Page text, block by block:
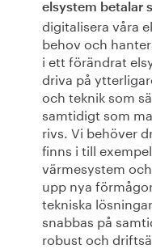
elsystem betalar
digitalisera våra
behov och
i ett förändrat
driva på
och teknik som
samtidigt som
rivs. Vi behöver
finns i till
värmesystem
upp nya
tekniska
snabbas på
robust och